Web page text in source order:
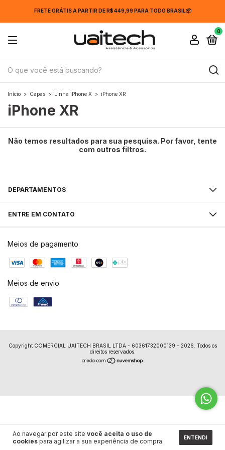
FRETE GRÁTIS A PARTIR DE R$ 449,99 PARA TODO BRASIL📦
0
Ao navegar por este site você aceita o uso de
cookies para agilizar a sua experiência de compra. ENTENDI
Início > Capas > Linha iPhone X > iPhone XR
iPhone XR
Não temos resultados para sua pesquisa. Por favor, tente
com outros filtros.
DEPARTAMENTOS
ENTRE EM CONTATO
Meios de pagamento
Meios de envio
Copyright COMERCIAL UAITECH BRASIL LTDA - 60361732000139 - 2026. Todos os
direitos reservados.